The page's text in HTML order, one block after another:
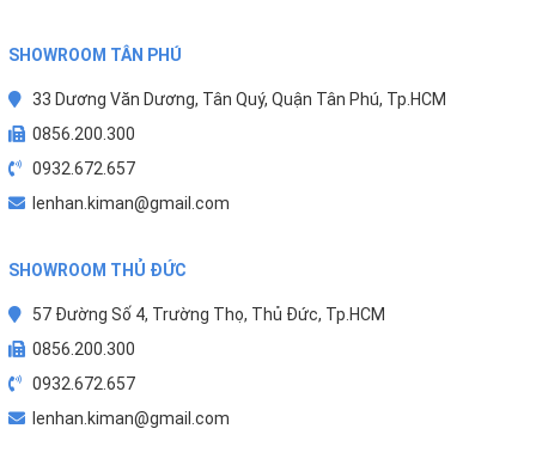
SHOWROOM TÂN PHÚ
33 Dương Văn Dương, Tân Quý, Quận Tân Phú, Tp.HCM
0856.200.300
0932.672.657
lenhan.kiman@gmail.com
SHOWROOM THỦ ĐỨC
57 Đường Số 4, Trường Thọ, Thủ Đức, Tp.HCM
0856.200.300
0932.672.657
lenhan.kiman@gmail.com